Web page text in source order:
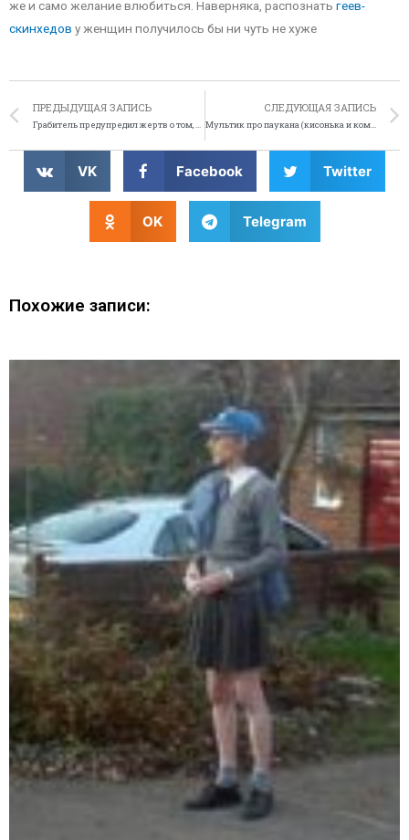
же и само желание влюбиться. Наверняка, распознать геев-
скинхедов у женщин получилось бы ни чуть не хуже
ПРЕДЫДУЩАЯ ЗАПИСЬ
Грабитель предупредил жертв о том, что ограбит их
СЛЕДУЮЩАЯ ЗАПИСЬ
Мультик про паукана (кисонька и компания)
VK Facebook Twitter
OK Telegram
Похожие записи: